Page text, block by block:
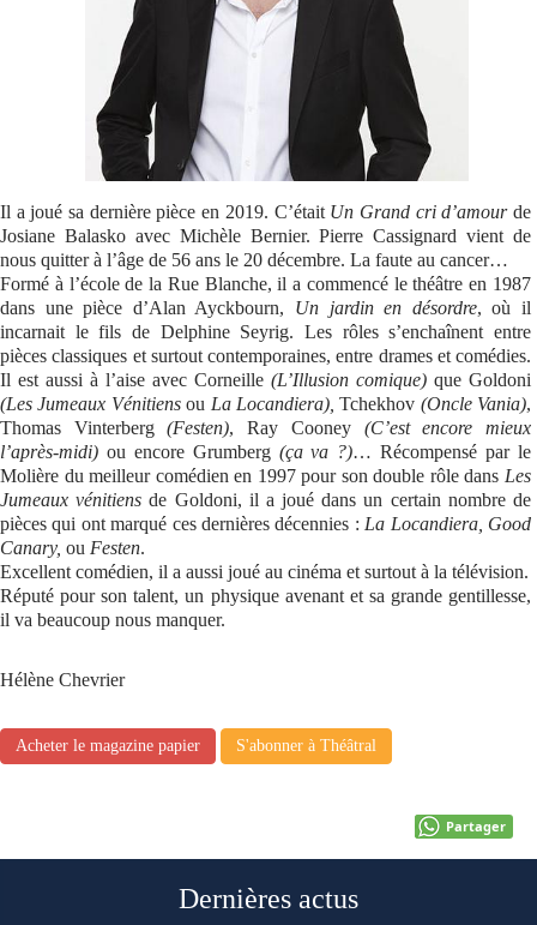
Il a joué sa dernière pièce en 2019. C’était Un Grand cri d’amourde
Josiane Balasko avec Michèle Bernier. Pierre Cassignard vient de
nous quitter à l’âge de 56 ans le 20 décembre. La faute au cancer…
Formé à l’école de la Rue Blanche, il a commencé le théâtre en 1987
dans une pièce d’Alan Ayckbourn, Un jardin en désordre, où il
incarnait le fils de Delphine Seyrig. Les rôles s’enchaînent entre
pièces classiques et surtout contemporaines, entre drames et comédies.
Il est aussi à l’aise avec Corneille (L’Illusion comique) que Goldoni
(Les Jumeaux Vénitiensou La Locandiera), Tchekhov (Oncle Vania),
Thomas Vinterberg(Festen), Ray Cooney (C’est encore mieux
l’après-midi) ou encore Grumberg (ça va ?)… Récompensé par le
Molière du meilleur comédien en 1997 pour son double rôle dans Les
Jumeaux vénitiens de Goldoni, il a joué dans un certain nombre de
pièces qui ont marqué ces dernières décennies : La Locandiera, Good
Canary, ou Festen.
Excellent comédien, il a aussi joué au cinéma et surtout à la télévision.
Réputé pour son talent, un physique avenant et sa grande gentillesse,
il va beaucoup nous manquer.
Hélène Chevrier
Acheter le magazine papier S'abonner à Théâtral
Partager
Dernières actus